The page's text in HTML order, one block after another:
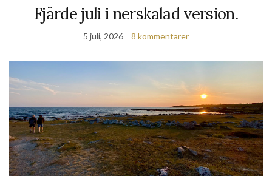
Fjärde juli i nerskalad version.
5 juli, 2026 8 kommentarer